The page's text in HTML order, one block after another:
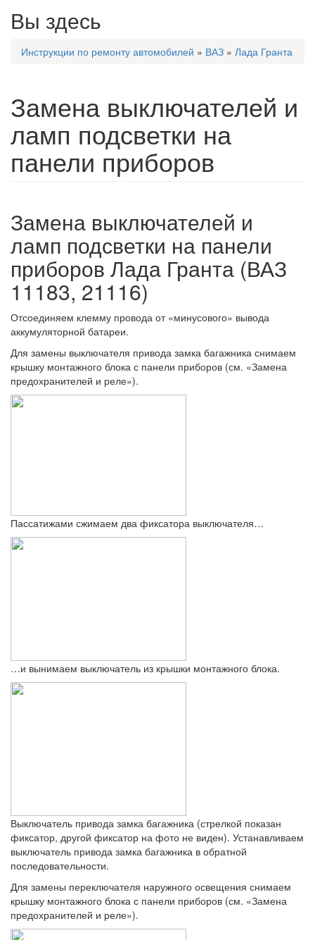
Вы здесь
Инструкции по ремонту автомобилей » ВАЗ » Лада Гранта
Замена выключателей и
ламп подсветки на
панели приборов
Замена выключателей и
ламп подсветки на панели
приборов Лада Гранта (ВАЗ
11183, 21116)
Отсоединяем клемму провода от «минусового» вывода
аккумуляторной батареи.
Для замены выключателя привода замка багажника снимаем
крышку монтажного блока с панели приборов (см. «Замена
предохранителей и реле»).
Пассатижами сжимаем два фиксатора выключателя…
…и вынимаем выключатель из крышки монтажного блока.
Выключатель привода замка багажника (стрелкой показан
фиксатор, другой фиксатор на фото не виден). Устанавливаем
выключатель привода замка багажника в обратной
последовательности.
Для замены переключателя наружного освещения снимаем
крышку монтажного блока с панели приборов (см. «Замена
предохранителей и реле»).